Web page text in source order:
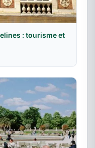
: tourisme et